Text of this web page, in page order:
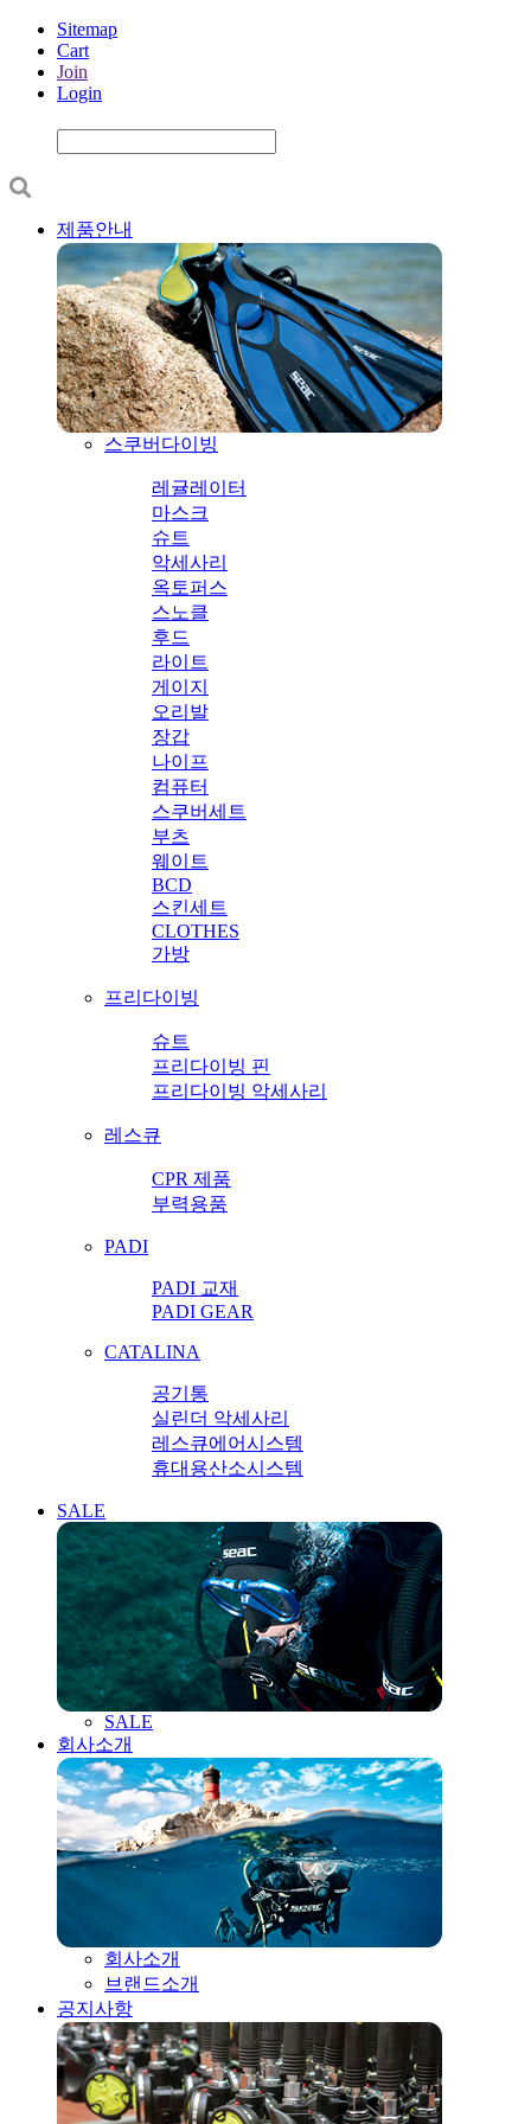
Sitemap
Cart
Join
Login
제품안내
스쿠버다이빙
레귤레이터
마스크
슈트
악세사리
옥토퍼스
스노클
후드
라이트
게이지
오리발
장갑
나이프
컴퓨터
스쿠버세트
부츠
웨이트
BCD
스킨세트
CLOTHES
가방
프리다이빙
슈트
프리다이빙 핀
프리다이빙 악세사리
레스큐
CPR 제품
부력용품
PADI
PADI 교재
PADI GEAR
CATALINA
공기통
실린더 악세사리
레스큐에어시스템
휴대용산소시스템
SALE
SALE
회사소개
회사소개
브랜드소개
공지사항